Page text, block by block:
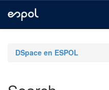
navigationDSpace en ESPOL